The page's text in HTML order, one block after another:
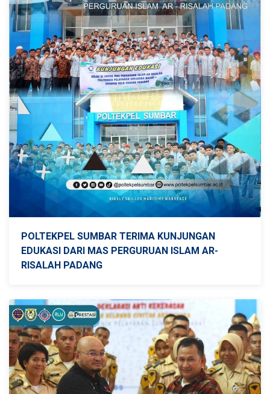
POLTEKPEL SUMBAR TERIMA KUNJUNGAN
EDUKASI DARI MAS PERGURUAN ISLAM AR-
RISALAH PADANG